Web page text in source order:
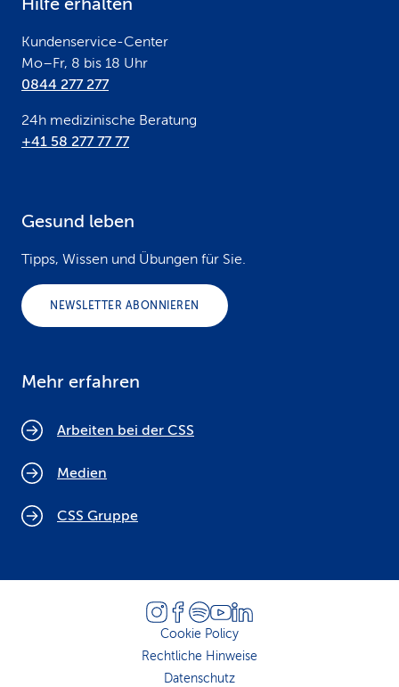
Kundenservice-Center
Mo–Fr, 8 bis 18 Uhr
0844 277 277
24h medizinische Beratung
+41 58 277 77 77
Gesund leben
Tipps, Wissen und Übungen für Sie.
NEWSLETTER ABONNIEREN
Mehr erfahren
Arbeiten bei der CSS
Medien
CSS Gruppe
Cookie Policy
Rechtliche Hinweise
Datenschutz